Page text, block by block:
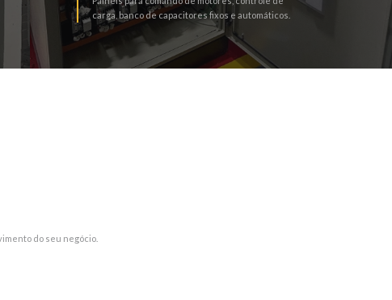
carga, banco de capacitores fixos e automáticos.
do seu negócio.